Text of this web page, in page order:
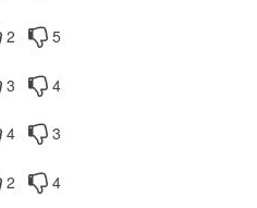
2
5
3
4
4
3
2
4